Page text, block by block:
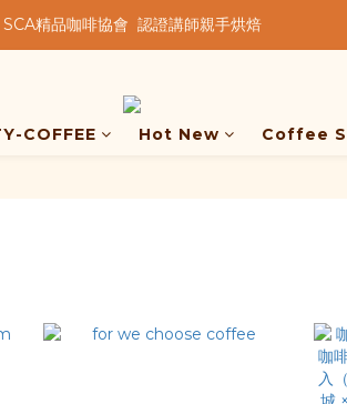
★★歡迎來到暖窩咖啡★★
SCA精品咖啡協會  認證講師親手烘焙
COFFEE Hot New Coffee